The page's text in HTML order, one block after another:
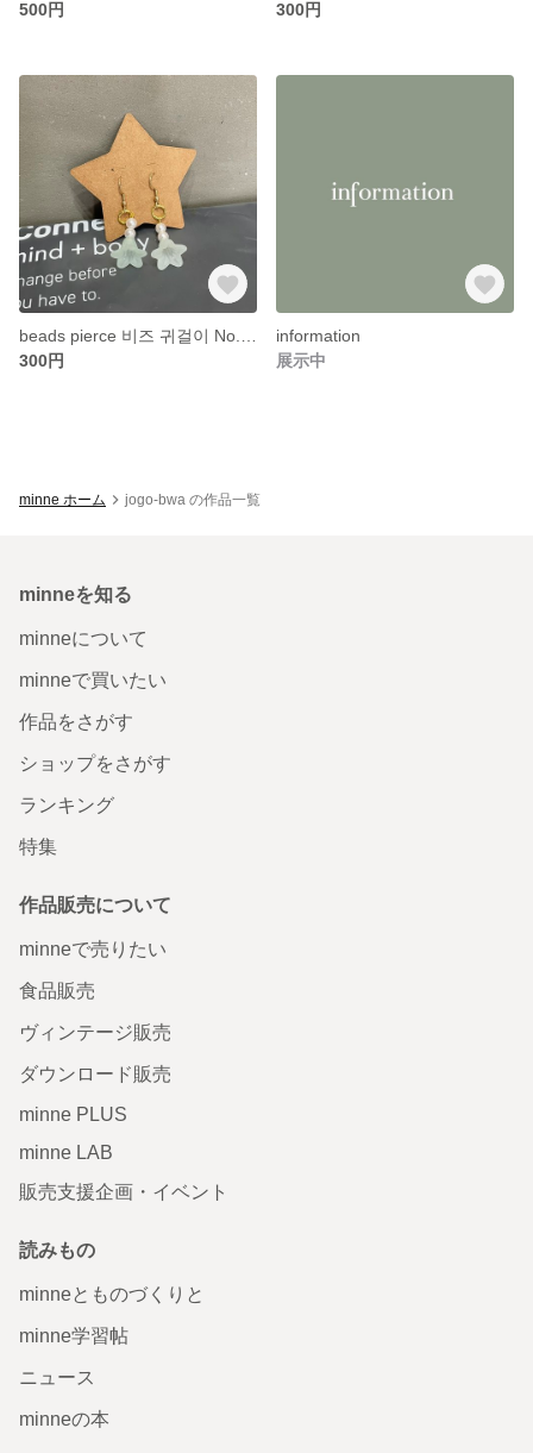
500円 300円
300円
information
展示中
minne ホーム jogo-bwa の作品一覧
minneを知る
minneについて
minneで買いたい
作品をさがす
ショップをさがす
ランキング
特集
作品販売について
minneで売りたい
食品販売
ヴィンテージ販売
ダウンロード販売
minne PLUS
minne LAB
販売支援企画・イベント
読みもの
minneとものづくりと
minne学習帖
ニュース
minneの本